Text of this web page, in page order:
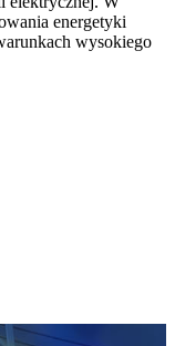
energetyki
wysokiego